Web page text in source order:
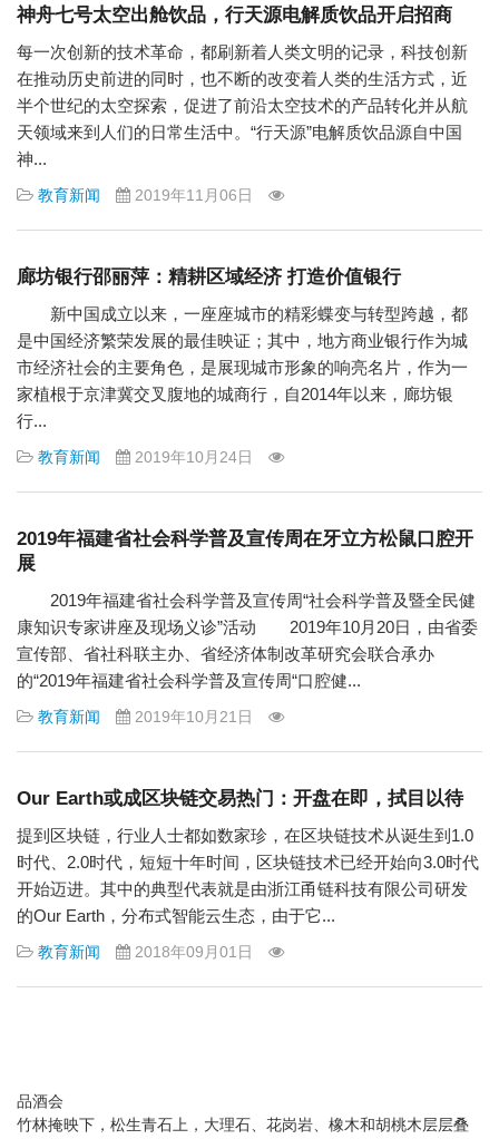
神舟七号太空出舱饮品，行天源电解质饮品开启招商
每一次创新的技术革命，都刷新着人类文明的记录，科技创新
在推动历史前进的同时，也不断的改变着人类的生活方式，近
半个世纪的太空探索，促进了前沿太空技术的产品转化并从航
天领域来到人们的日常生活中。“行天源”电解质饮品源自中国
神...
教育新闻 2019年11月06日
廊坊银行邵丽萍：精耕区域经济 打造价值银行
新中国成立以来，一座座城市的精彩蝶变与转型跨越，都
是中国经济繁荣发展的最佳映证；其中，地方商业银行作为城
市经济社会的主要角色，是展现城市形象的响亮名片，作为一
家植根于京津冀交叉腹地的城商行，自2014年以来，廊坊银
行...
教育新闻 2019年10月24日
2019年福建省社会科学普及宣传周在牙立方松鼠口腔开
展
2019年福建省社会科学普及宣传周“社会科学普及暨全民健
康知识专家讲座及现场义诊”活动 2019年10月20日，由省委
宣传部、省社科联主办、省经济体制改革研究会联合承办
的“2019年福建省社会科学普及宣传周“口腔健...
教育新闻 2019年10月21日
Our Earth或成区块链交易热门：开盘在即，拭目以待
提到区块链，行业人士都如数家珍，在区块链技术从诞生到1.0
时代、2.0时代，短短十年时间，区块链技术已经开始向3.0时代
开始迈进。其中的典型代表就是由浙江甬链科技有限公司研发
的Our Earth，分布式智能云生态，由于它...
教育新闻 2018年09月01日
品酒会
竹林掩映下，松生青石上，大理石、花岗岩、橡木和胡桃木层层叠